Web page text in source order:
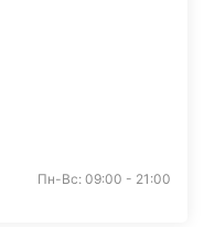
Пн-Вс: 09:00 - 21:00